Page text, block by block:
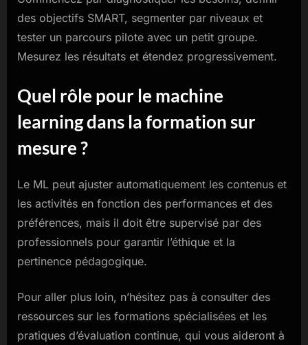
des objectifs SMART, segmenter par niveaux et
tester un parcours pilote avec un petit groupe.
Mesurez les résultats et étendez progressivement.
Quel rôle pour le machine
learning dans la formation sur
mesure ?
Le ML peut ajuster automatiquement les contenus et
les activités en fonction des performances et des
préférences, mais il doit être supervisé par des
professionnels pour garantir l’éthique et la
pertinence pédagogique.
Pour aller plus loin, n’hésitez pas à consulter des
ressources sur les formations spécialisées et les
pratiques d’évaluation continue, qui vous aideront à